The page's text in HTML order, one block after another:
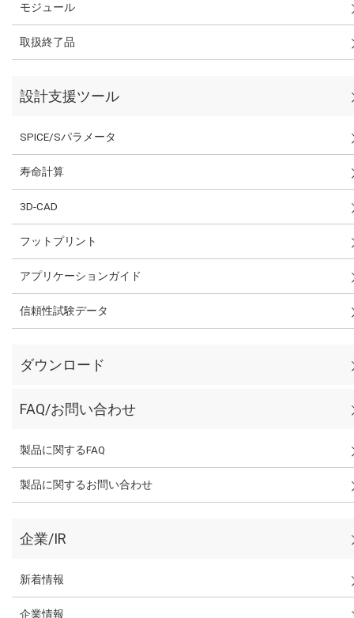
モジュール
取扱終了品
設計支援ツール
SPICE/Sパラメータ
寿命計算
3D-CAD
フットプリント
アプリケーションガイド
信頼性試験データ
ダウンロード
FAQ/お問い合わせ
製品に関するFAQ
製品に関するお問い合わせ
企業/IR
新着情報
企業情報